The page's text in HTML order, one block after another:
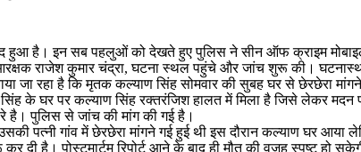
हुआ है। इन सब पहलुओं को देखते हुए पुलिस ने सीन ऑफ क्राइम मोबाइल
आरक्षक राजेश कुमार चंद्रा, घटना स्थल पहुंचे और जांच शुरू की।
जा रहा है कि मृतक कल्याण सिंह सोमवार की सुबह घर से छेरछेरा
के घर पर कल्याण सिंह रक्तरंजिश हालत में मिला है जिसे लेकर
है। पुलिस से जांच की मांग की गई है।
पत्नी गांव में छेरछेरा मांगने गई हुई थी इस दौरान कल्याण घर
है। पोस्टमार्टम रिपोर्ट आने के बाद ही मौत की वजह स्पष्ट हो